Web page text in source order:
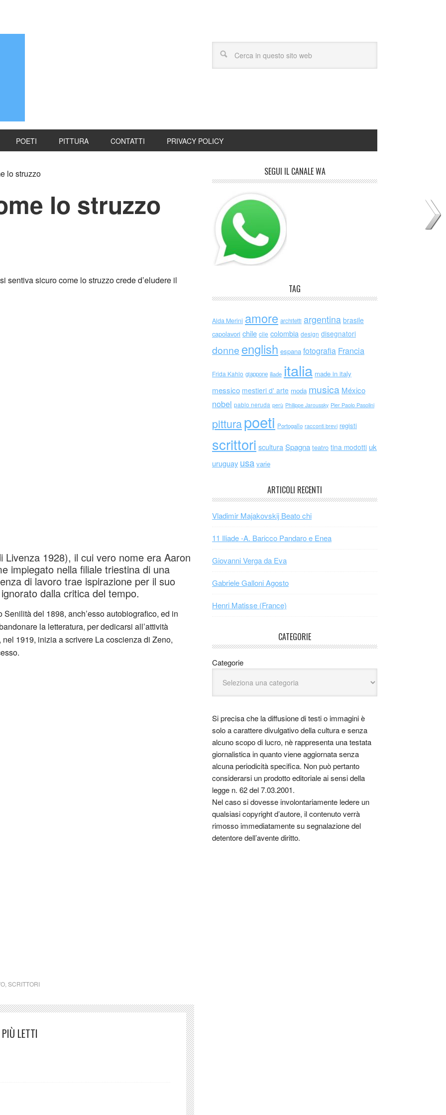
POETI PITTURA CONTATTI PRIVACY POLICY
lo struzzo
lo struzzo
sentiva sicuro come lo struzzo crede d’eludere il
1928), il cui vero nome era Aaron
impiegato nella filiale triestina di una
di lavoro trae ispirazione per il suo
dalla critica del tempo.
del 1898, anch’esso autobiografico, ed in
la letteratura, per dedicarsi all’attività
1919, inizia a scrivere La coscienza di Zeno,
SCRITTORI
PIÙ LETTI
SEGUI IL CANALE WA
TAG
Alda Merini amore architetti argentina brasile
capolavori chile cile colombia design disegnatori
donne english espana fotografia Francia
Frida Kahlo giappone iliade italia made in italy
messico mestieri d' arte moda musica México
nobel pablo neruda perù Philippe Jaroussky Pier Paolo Pasolini
pitturapoeti Portogallo racconti brevi registi
scrittori scultura Spagna teatro tina modotti uk
uruguay usa varie
ARTICOLI RECENTI
Vladimir Majakovskij Beato chi
11 Iliade -A. Baricco Pandaro e Enea
Giovanni Verga da Eva
Gabriele Galloni Agosto
Henri Matisse (France)
CATEGORIE
Categorie
Si precisa che la diffusione di testi o immagini è
solo a carattere divulgativo della cultura e senza
alcuno scopo di lucro, nè rappresenta una testata
giornalistica in quanto viene aggiornata senza
alcuna periodicità specifica. Non può pertanto
considerarsi un prodotto editoriale ai sensi della
legge n. 62 del 7.03.2001.
Nel caso si dovesse involontariamente ledere un
qualsiasi copyright d’autore, il contenuto verrà
rimosso immediatamente su segnalazione del
detentore dell’avente diritto.